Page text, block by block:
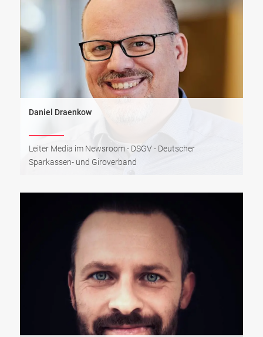
Daniel Draenkow
Leiter Media im Newsroom - DSGV - Deutscher
Sparkassen- und Giroverband